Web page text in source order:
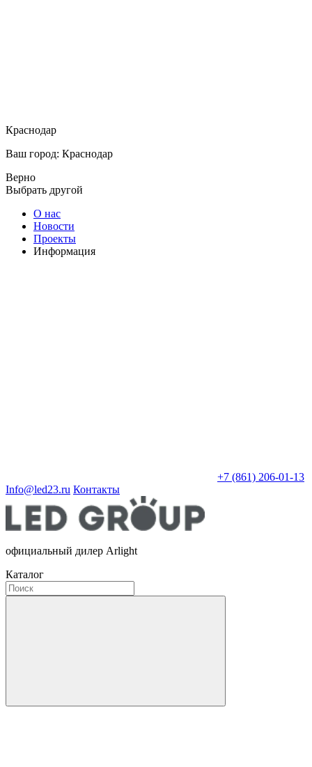
Краснодар
Ваш город: Краснодар
Верно
Выбрать другой
О нас
Новости
Проекты
Информация
+7 (861) 206-01-13
Info@led23.ru Контакты
официальный дилер Arlight
Каталог